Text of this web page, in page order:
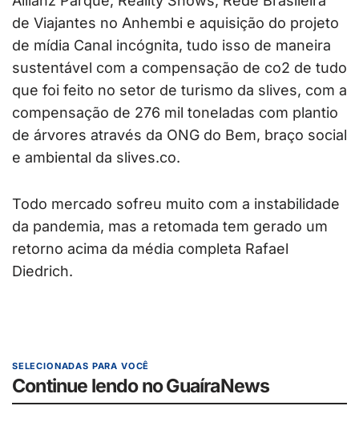
de Viajantes no Anhembi e aquisição do projeto
de mídia Canal incógnita, tudo isso de maneira
sustentável com a compensação de co2 de tudo
que foi feito no setor de turismo da slives, com a
compensação de 276 mil toneladas com plantio
de árvores através da ONG do Bem, braço social
e ambiental da slives.co.
Todo mercado sofreu muito com a instabilidade
da pandemia, mas a retomada tem gerado um
retorno acima da média completa Rafael
Diedrich.
SELECIONADAS PARA VOCÊ
Continue lendo no GuaíraNews